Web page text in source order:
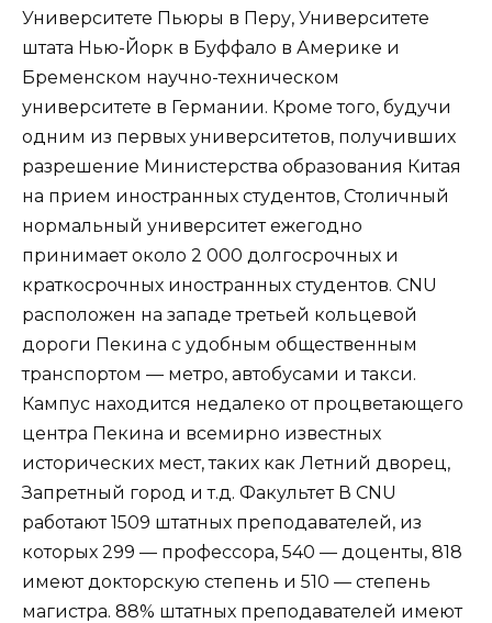
Университете Пьюры в Перу, Университете
штата Нью-Йорк в Буффало в Америке и
Бременском научно-техническом
университете в Германии. Кроме того, будучи
одним из первых университетов, получивших
разрешение Министерства образования Китая
на прием иностранных студентов, Столичный
нормальный университет ежегодно
принимает около 2 000 долгосрочных и
краткосрочных иностранных студентов. CNU
расположен на западе третьей кольцевой
дороги Пекина с удобным общественным
транспортом — метро, автобусами и такси.
Кампус находится недалеко от процветающего
центра Пекина и всемирно известных
исторических мест, таких как Летний дворец,
Запретный город и т.д. Факультет В CNU
работают 1509 штатных преподавателей, из
которых 299 — профессора, 540 — доценты, 818
имеют докторскую степень и 510 — степень
магистра. 88% штатных преподавателей имеют